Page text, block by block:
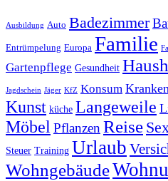
Ausbildung Auto Badezimmer
Entrümpelung Europa Familie
Gartenpflege Gesundheit
Jagdschein Jäger KfZ Konsum
Kunst küche Langeweile
Möbel Pflanzen Reise
Steuer Training Urlaub
Wohngebäude